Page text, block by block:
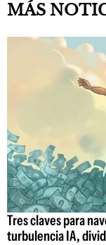
MÁS
Tres claves para
turbulencia IA,